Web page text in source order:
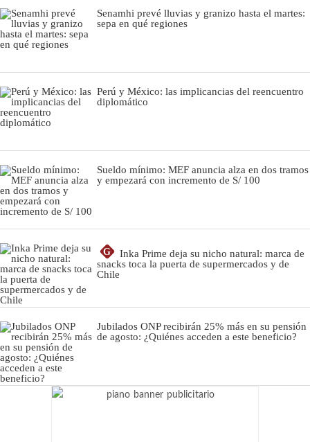
Senamhi prevé lluvias y granizo hasta el martes:
sepa en qué regiones
Perú y México: las implicancias del reencuentro
diplomático
Sueldo mínimo: MEF anuncia alza en dos tramos
y empezará con incremento de S/ 100
G
Inka Prime deja su nicho natural: marca de
snacks toca la puerta de supermercados y de
Chile
Jubilados ONP recibirán 25% más en su pensión
de agosto: ¿Quiénes acceden a este beneficio?